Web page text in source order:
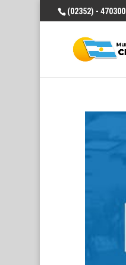
(02352) - 470300